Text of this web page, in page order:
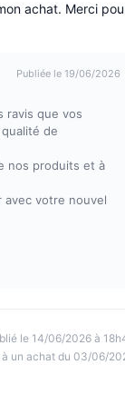
achat. Merci
Publiée le 19/06/2026
ravis que vos
de
nos produits et à
votre nouvel
le 14/06/2026 à
à un achat du 03/06/